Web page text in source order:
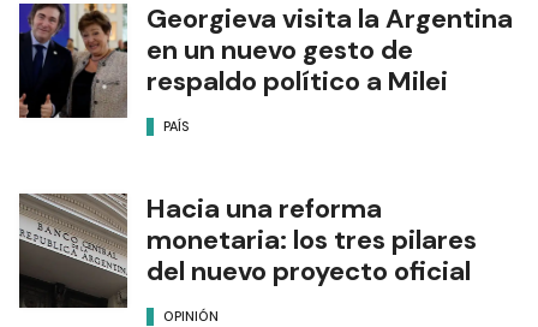
Georgieva visita la Argentina
en un nuevo gesto de
respaldo político a Milei
PAÍS
Hacia una reforma
monetaria: los tres pilares
del nuevo proyecto oficial
OPINIÓN